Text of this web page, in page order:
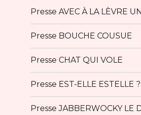
Presse AVEC À LA LÈVRE
Presse BOUCHE COUSUE
Presse CHAT QUI VOLE
Presse EST-ELLE ESTELLE ?
Presse JABBERWOCKY LE